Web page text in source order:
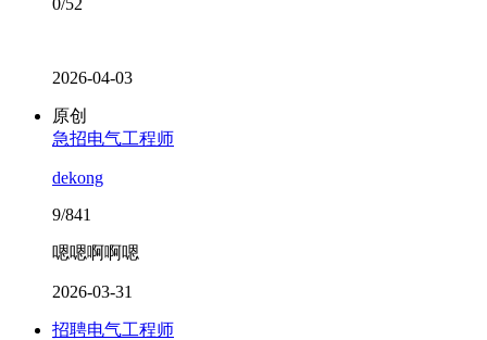
0/52
2026-04-03
原创
急招电气工程师
dekong
9/841
嗯嗯啊啊嗯
2026-03-31
招聘电气工程师